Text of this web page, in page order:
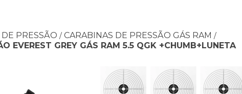
PRESSÃO / CARABINAS DE PRESSÃO GÁS RAM /
EVEREST GREY GÁS RAM 5.5 QGK +CHUMB+LUNETA